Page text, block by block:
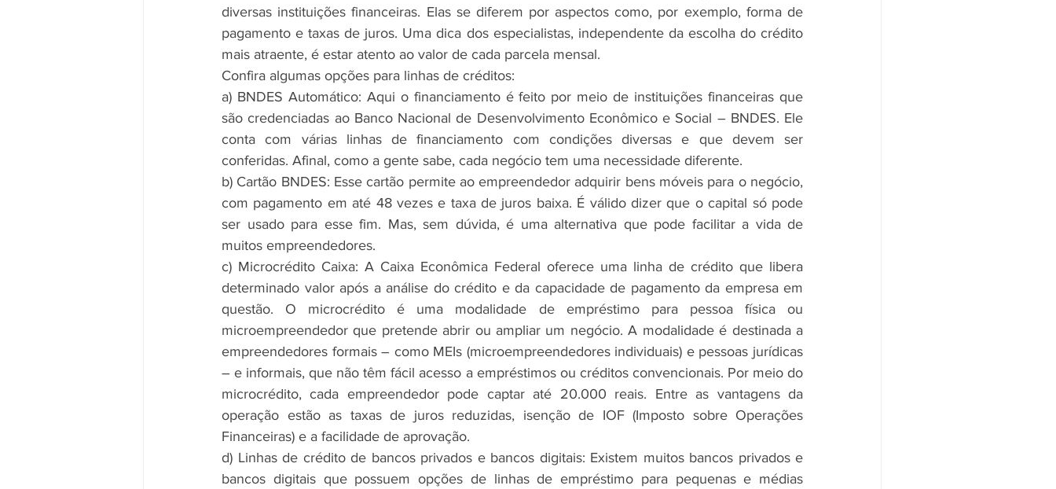
diversas instituições financeiras. Elas se diferem por aspectos como, por exemplo, forma de
pagamento e taxas de juros. Uma dica dos especialistas, independente da escolha do crédito
mais atraente, é estar atento ao valor de cada parcela mensal.
Confira algumas opções para linhas de créditos:
a) BNDES Automático: Aqui o financiamento é feito por meio de instituições financeiras que
são credenciadas ao Banco Nacional de Desenvolvimento Econômico e Social – BNDES. Ele
conta com várias linhas de financiamento com condições diversas e que devem ser
conferidas. Afinal, como a gente sabe, cada negócio tem uma necessidade diferente.
b) Cartão BNDES: Esse cartão permite ao empreendedor adquirir bens móveis para o negócio,
com pagamento em até 48 vezes e taxa de juros baixa. É válido dizer que o capital só pode
ser usado para esse fim. Mas, sem dúvida, é uma alternativa que pode facilitar a vida de
muitos empreendedores.
c) Microcrédito Caixa: A Caixa Econômica Federal oferece uma linha de crédito que libera
determinado valor após a análise do crédito e da capacidade de pagamento da empresa em
questão. O microcrédito é uma modalidade de empréstimo para pessoa física ou
microempreendedor que pretende abrir ou ampliar um negócio. A modalidade é destinada a
empreendedores formais – como MEIs (microempreendedores individuais) e pessoas jurídicas
– e informais, que não têm fácil acesso a empréstimos ou créditos convencionais. Por meio do
microcrédito, cada empreendedor pode captar até 20.000 reais. Entre as vantagens da
operação estão as taxas de juros reduzidas, isenção de IOF (Imposto sobre Operações
Financeiras) e a facilidade de aprovação.
d) Linhas de crédito de bancos privados e bancos digitais: Existem muitos bancos privados e
bancos digitais que possuem opções de linhas de empréstimo para pequenas e médias